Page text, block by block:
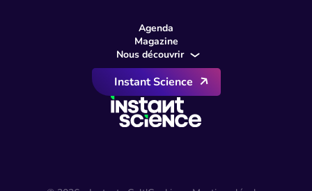
Agenda
Magazine
Nous découvrir
Instant Science